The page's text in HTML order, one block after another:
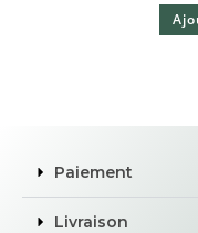
Paiement
Livraison